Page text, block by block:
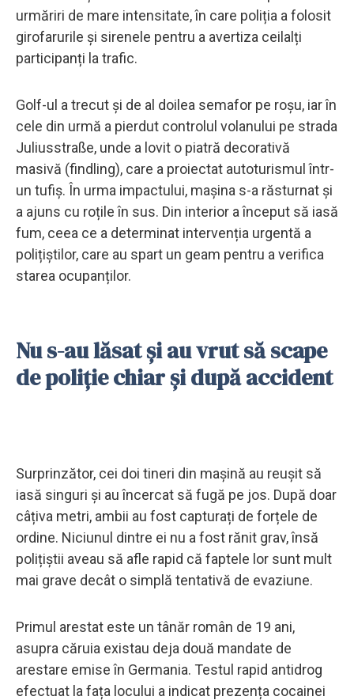
urmăriri de mare intensitate, în care poliția a folosit
girofarurile și sirenele pentru a avertiza ceilalți
participanți la trafic.
Golf-ul a trecut și de al doilea semafor pe roșu, iar în
cele din urmă a pierdut controlul volanului pe strada
Juliusstraße, unde a lovit o piatră decorativă
masivă (findling), care a proiectat autoturismul într-
un tufiș. În urma impactului, mașina s-a răsturnat și
a ajuns cu roțile în sus. Din interior a început să iasă
fum, ceea ce a determinat intervenția urgentă a
polițiștilor, care au spart un geam pentru a verifica
starea ocupanților.
Nu s-au lăsat și au vrut să scape
de poliție chiar și după accident
Surprinzător, cei doi tineri din mașină au reușit să
iasă singuri și au încercat să fugă pe jos. După doar
câțiva metri, ambii au fost capturați de forțele de
ordine. Niciunul dintre ei nu a fost rănit grav, însă
polițiștii aveau să afle rapid că faptele lor sunt mult
mai grave decât o simplă tentativă de evaziune.
Primul arestat este un tânăr român de 19 ani,
asupra căruia existau deja două mandate de
arestare emise în Germania. Testul rapid antidrog
efectuat la fața locului a indicat prezența cocainei